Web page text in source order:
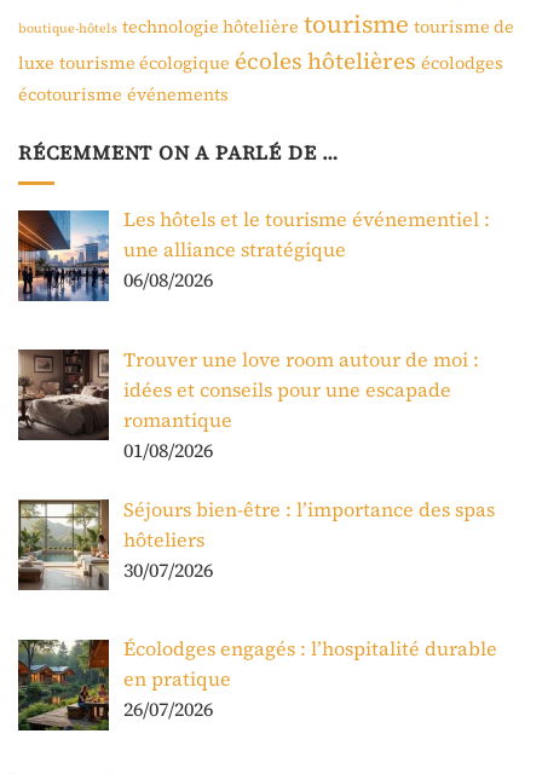
boutique-hôtels technologie hôtelière tourisme tourisme de
luxe tourisme écologique écoles hôtelières écolodges
écotourisme événements
RÉCEMMENT ON A PARLÉ DE …
Les hôtels et le tourisme événementiel :
une alliance stratégique
06/08/2026
Trouver une love room autour de moi :
idées et conseils pour une escapade
romantique
01/08/2026
Séjours bien-être : l’importance des spas
hôteliers
30/07/2026
Écolodges engagés : l’hospitalité durable
en pratique
26/07/2026